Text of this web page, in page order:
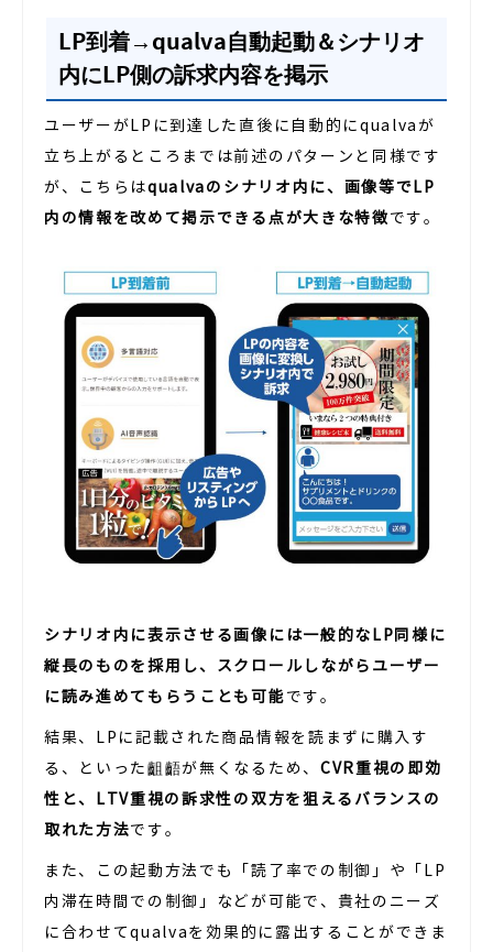
LP到着→qualva自動起動＆シナリオ
内にLP側の訴求内容を掲示
ユーザーがLPに到達した直後に自動的にqualvaが
立ち上がるところまでは前述のパターンと同様です
が、こちらはqualvaのシナリオ内に、画像等でLP
内の情報を改めて掲示できる点が大きな特徴です。
シナリオ内に表示させる画像には一般的なLP同様に
縦長のものを採用し、スクロールしながらユーザー
に読み進めてもらうことも可能です。
結果、LPに記載された商品情報を読まずに購入す
る、といった齟齬が無くなるため、 CVR重視の即効
性と、LTV重視の訴求性の双方を狙えるバランスの
取れた方法です。
また、この起動方法でも「読了率での制御」や「LP
内滞在時間での制御」などが可能で、貴社のニーズ
に合わせてqualvaを効果的に露出することができま